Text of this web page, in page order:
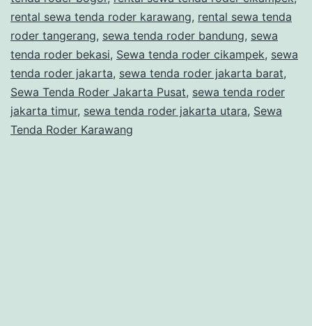
rental sewa tenda roder karawang, rental sewa tenda
roder tangerang, sewa tenda roder bandung, sewa
tenda roder bekasi, Sewa tenda roder cikampek, sewa
tenda roder jakarta, sewa tenda roder jakarta barat,
Sewa Tenda Roder Jakarta Pusat, sewa tenda roder
jakarta timur, sewa tenda roder jakarta utara, Sewa
Tenda Roder Karawang